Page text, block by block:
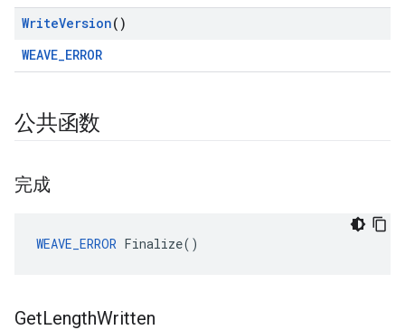
WriteVersion()
WEAVE_ERROR
公共函数
完成
WEAVE_ERROR Finalize()
GetLengthWritten